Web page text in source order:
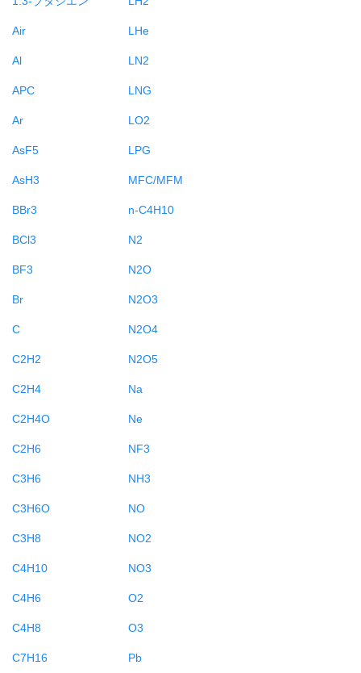
Air
Al
APC
Ar
AsF5
AsH3
BBr3
BCl3
BF3
Br
C
C2H2
C2H4
C2H4O
C2H6
C3H6
C3H6O
C3H8
C4H10
C4H6
C4H8
C7H16
LHe
LN2
LNG
LO2
LPG
MFC/MFM
n-C4H10
N2
N2O
N2O3
N2O4
N2O5
Na
Ne
NF3
NH3
NO
NO2
NO3
O2
O3
Pb